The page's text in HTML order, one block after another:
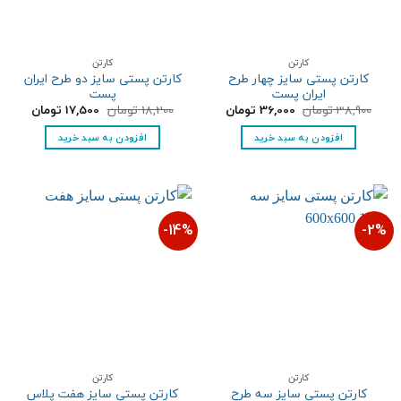
کارتن
کارتن پستی سایز چهار طرح
ایران پست
38,900تومان قیمت
اصلی:
38,900 تومان
بود.
36,000 تومان
افزودن به سبد خرید
کارتن
کارتن پستی سایز دو طرح ایران
پست
18,200تومان قیمت
اصلی:
18,200 تومان
بود.
17,500 تومانقیمت
فعلی:
افزودن به سبد خرید
2%-
کارتن
کارتن پستی سایز سه طرح
14%-
کارتن
کارتن پستی سایز هفت پلاس